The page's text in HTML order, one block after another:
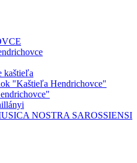
kaštieľa
"Kaštieľa Hendrichovce"
NOSTRA SAROSSIENSI